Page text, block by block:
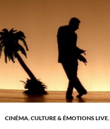
CINÉMA,CULTURE & ÉMOTIONS LIVE,